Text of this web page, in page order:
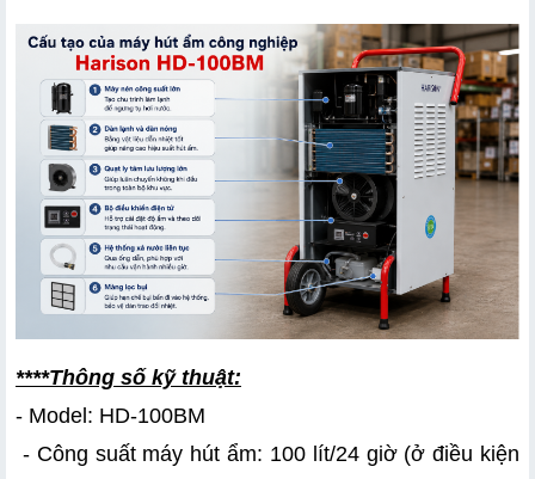
****Thông số kỹ thuật:
- Model: HD-100BM